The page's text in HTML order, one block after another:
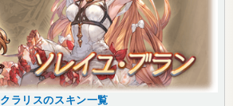
クラリスのスキン一覧